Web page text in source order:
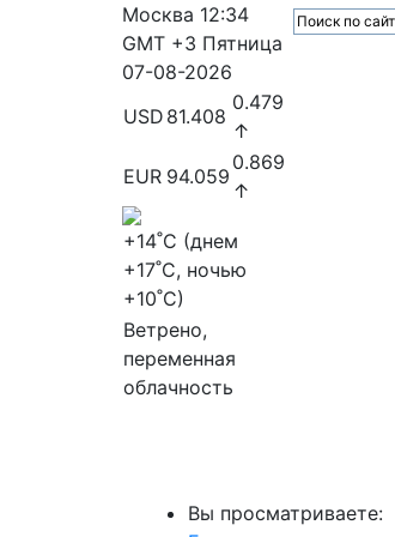
Москва 12:34
GMT +3 Пятница
07-08-2026
USD 81.408
0.479
↑
EUR 94.059
0.869
↑
+14˚C (днем
+17˚C, ночью
+10˚C)
Ветрено,
переменная
облачность
Вы просматриваете: